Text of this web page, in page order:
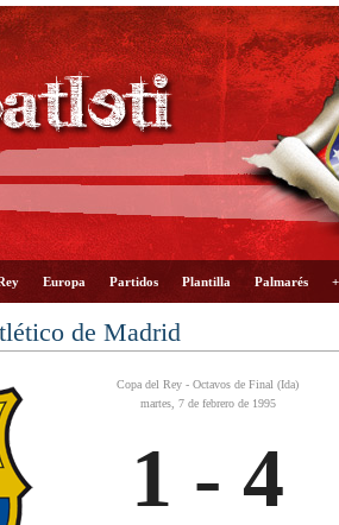
Europa Partidos Plantilla Palmarés
de Madrid
Copa del Rey - Octavos de Final (Ida)
martes, 7 de febrero de 1995
1 - 4